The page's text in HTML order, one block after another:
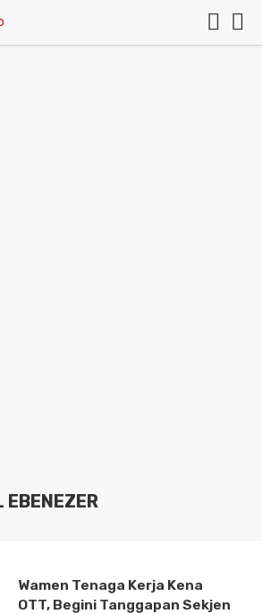
EBENEZER
Wamen Tenaga Kerja Kena
OTT, Begini Tanggapan Sekjen